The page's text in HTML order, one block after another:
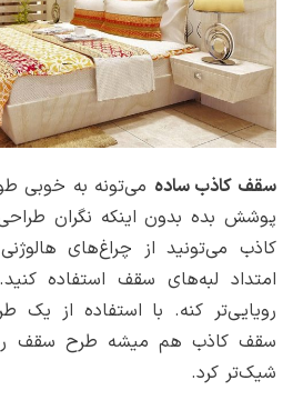
سقف کاذب ساده می‌تونه به خوبی
پوشش بده بدون اینکه نگران
امتداد لبه‌های سقف استفاده
رویایی‌تر کنه. با استفاده از یک
سقف کاذب هم میشه طرح سقف رو
شیک‌تر کرد.